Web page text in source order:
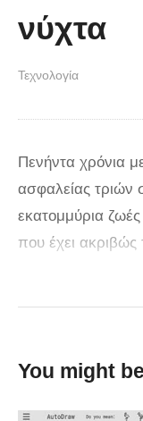
νύχτα
Τεχνολογία
Πενήντα χρόνια
ασφαλείας τριών
εκατομμύρια
που έχει ακριβώς
έμπνευσης και
εταιρίας και
μέταλο, ξύλο ή
You might